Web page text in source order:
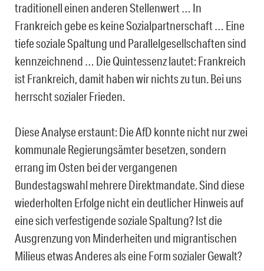
traditionell einen anderen Stellenwert … In
Frankreich gebe es keine Sozialpartnerschaft … Eine
tiefe soziale Spaltung und Parallelgesellschaften sind
kennzeichnend … Die Quintessenz lautet: Frankreich
ist Frankreich, damit haben wir nichts zu tun. Bei uns
herrscht sozialer Frieden.
Diese Analyse erstaunt: Die AfD konnte nicht nur zwei
kommunale Regierungsämter besetzen, sondern
errang im Osten bei der vergangenen
Bundestagswahl mehrere Direktmandate. Sind diese
wiederholten Erfolge nicht ein deutlicher Hinweis auf
eine sich verfestigende soziale Spaltung? Ist die
Ausgrenzung von Minderheiten und migrantischen
Milieus etwas Anderes als eine Form sozialer Gewalt?